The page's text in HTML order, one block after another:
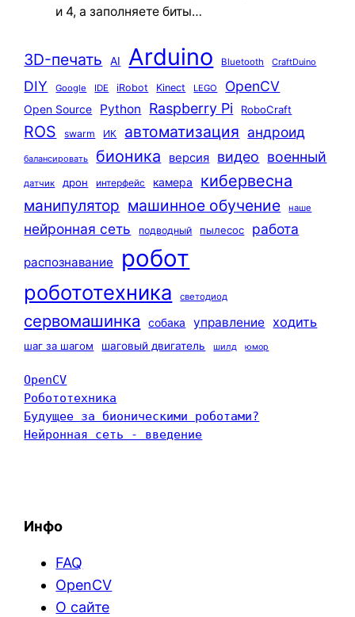
и 4, а заполняете биты…
3D-печать AI Arduino Bluetooth CraftDuino
DIY Google IDE iRobot Kinect LEGO OpenCV
Open Source Python Raspberry Pi RoboCraft
ROS swarm ИК автоматизация андроид
балансировать бионика версия видео военный
датчик дрон интерфейс камера кибервесна
манипулятор машинное обучение наше
нейронная сеть подводный пылесос работа
распознавание робот
робототехника светодиод
сервомашинка собака управление ходить
шаг за шагом шаговый двигатель шилд юмор
OpenCV
Робототехника
Будущее за бионическими роботами?
Нейронная сеть - введение
Инфо
FAQ
OpenCV
О сайте